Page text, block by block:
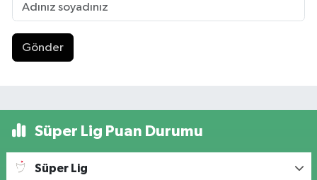
Gönder
Süper Lig Puan Durumu
Süper Lig